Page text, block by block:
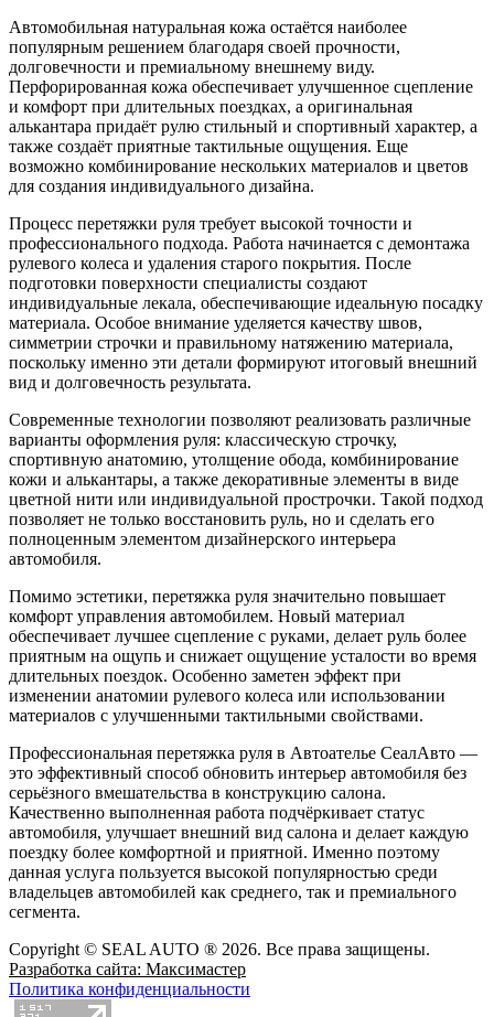
Автомобильная натуральная кожа остаётся наиболее
популярным решением благодаря своей прочности,
долговечности и премиальному внешнему виду.
Перфорированная кожа обеспечивает улучшенное сцепление
и комфорт при длительных поездках, а оригинальная
алькантара придаёт рулю стильный и спортивный характер, а
также создаёт приятные тактильные ощущения. Еще
возможно комбинирование нескольких материалов и цветов
для создания индивидуального дизайна.
Процесс перетяжки руля требует высокой точности и
профессионального подхода. Работа начинается с демонтажа
рулевого колеса и удаления старого покрытия. После
подготовки поверхности специалисты создают
индивидуальные лекала, обеспечивающие идеальную посадку
материала. Особое внимание уделяется качеству швов,
симметрии строчки и правильному натяжению материала,
поскольку именно эти детали формируют итоговый внешний
вид и долговечность результата.
Современные технологии позволяют реализовать различные
варианты оформления руля: классическую строчку,
спортивную анатомию, утолщение обода, комбинирование
кожи и алькантары, а также декоративные элементы в виде
цветной нити или индивидуальной прострочки. Такой подход
позволяет не только восстановить руль, но и сделать его
полноценным элементом дизайнерского интерьера
автомобиля.
Помимо эстетики, перетяжка руля значительно повышает
комфорт управления автомобилем. Новый материал
обеспечивает лучшее сцепление с руками, делает руль более
приятным на ощупь и снижает ощущение усталости во время
длительных поездок. Особенно заметен эффект при
изменении анатомии рулевого колеса или использовании
материалов с улучшенными тактильными свойствами.
Профессиональная перетяжка руля в Автоателье СеалАвто —
это эффективный способ обновить интерьер автомобиля без
серьёзного вмешательства в конструкцию салона.
Качественно выполненная работа подчёркивает статус
автомобиля, улучшает внешний вид салона и делает каждую
поездку более комфортной и приятной. Именно поэтому
данная услуга пользуется высокой популярностью среди
владельцев автомобилей как среднего, так и премиального
сегмента.
Copyright © SEAL AUTO ® 2026. Все права защищены.
Разработка сайта: Максимастер
Политика конфиденциальности